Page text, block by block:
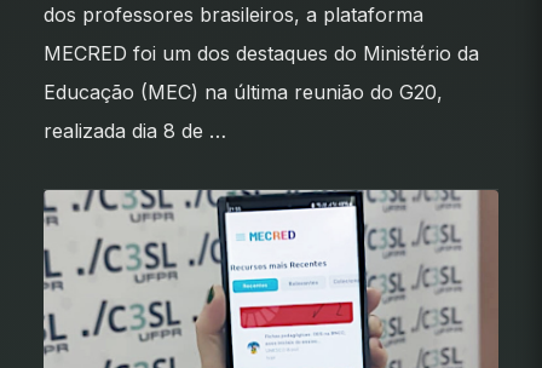
dos professores brasileiros, a plataforma
MECRED foi um dos destaques do Ministério da
Educação (MEC) na última reunião do G20,
realizada dia 8 de …